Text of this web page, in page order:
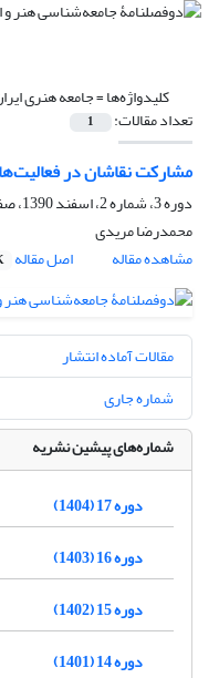
کلیدواژه‌ها =جامعه هنری
تعداد مقالات: 1
مشارکت نقاشان در
دوره 3، شماره 2، اسفند 1390، صفحه
محمدرضا مریدی
مشاهده مقاله
اصل مقاله
مقالات آماده انتشار
شماره جاری
شماره‌های پیشین نشریه
دوره 17 (1404)
دوره 16 (1403)
دوره 15 (1402)
دوره 14 (1401)